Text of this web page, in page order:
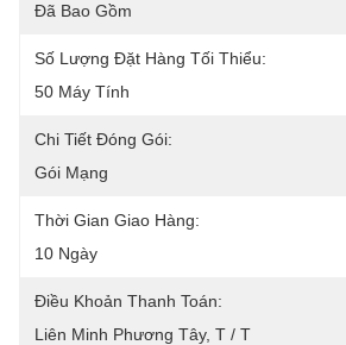
Đã Bao Gồm
Số Lượng Đặt Hàng Tối Thiểu:
50 Máy Tính
Chi Tiết Đóng Gói:
Gói Mạng
Thời Gian Giao Hàng:
10 Ngày
Điều Khoản Thanh Toán:
Liên Minh Phương Tây, T / T